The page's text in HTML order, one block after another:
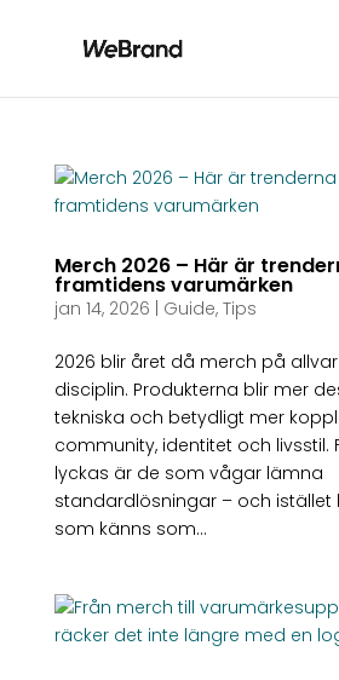
Merch 2026 – Här är
framtidens varumärken
jan 14, 2026 Guide, Tips
2026 blir året då merch på
disciplin. Produkterna blir mer
tekniska och betydligt mer
community, identitet och livsstil.
lyckas är de som vågar lämna
standardlösningar – och istället
som känns som...